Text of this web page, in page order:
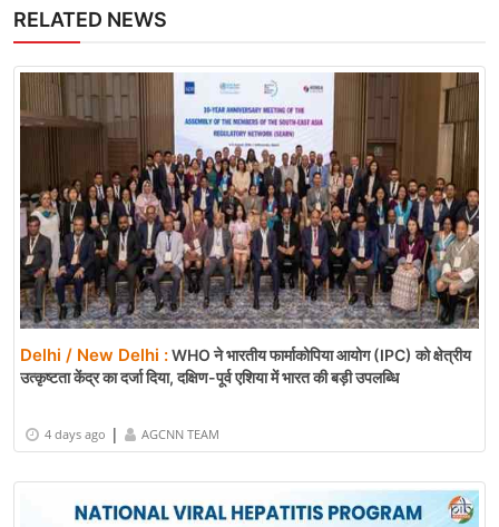
RELATED NEWS
Delhi / New Delhi :WHO ने भारतीय फार्माकोपिया आयोग (IPC) को क्षेत्रीय
उत्कृष्टता केंद्र का दर्जा दिया, दक्षिण-पूर्व एशिया में भारत की बड़ी उपलब्धि
4 days ago | AGCNN TEAM